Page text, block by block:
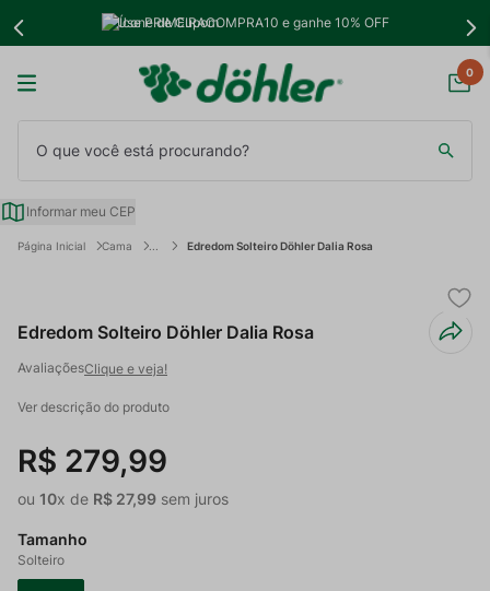
Use PRIMEIRACOMPRA10 e ganhe 10% OFF
0
Informar meu CEP
Cama Edredom Solteiro Döhler Dalia Rosa
Edredom Solteiro Döhler Dalia Rosa
Clique e veja!
Ver descrição do produto
R$ 279,99
ou 10x de R$ 27,99 sem juros
Tamanho
Solteiro